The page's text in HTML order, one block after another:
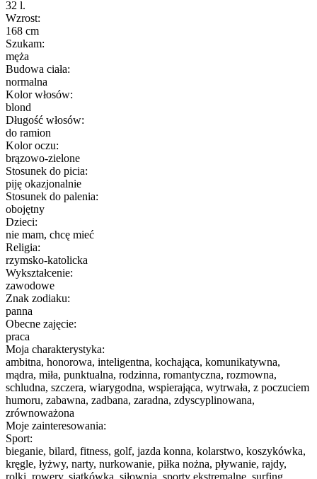
32 l.
Wzrost:
168 cm
Szukam:
męża
Budowa ciała:
normalna
Kolor włosów:
blond
Długość włosów:
do ramion
Kolor oczu:
brązowo-zielone
Stosunek do picia:
piję okazjonalnie
Stosunek do palenia:
obojętny
Dzieci:
nie mam, chcę mieć
Religia:
rzymsko-katolicka
Wykształcenie:
zawodowe
Znak zodiaku:
panna
Obecne zajęcie:
praca
Moja charakterystyka:
ambitna, honorowa, inteligentna, kochająca, komunikatywna,
mądra, miła, punktualna, rodzinna, romantyczna, rozmowna,
schludna, szczera, wiarygodna, wspierająca, wytrwała, z poczuciem
humoru, zabawna, zadbana, zaradna, zdyscyplinowana,
zrównoważona
Moje zainteresowania:
Sport:
bieganie, bilard, fitness, golf, jazda konna, kolarstwo, koszykówka,
kręgle, łyżwy, narty, nurkowanie, piłka nożna, pływanie, rajdy,
rolki, rowery, siatkówka, siłownia, sporty ekstremalne, surfing,